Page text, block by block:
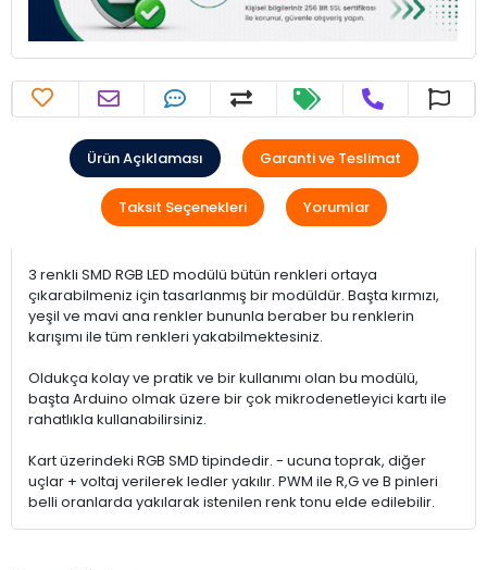
Ürün Açıklaması Garanti ve Teslimat
Taksit Seçenekleri Yorumlar
3 renkli SMD RGB LED modülü bütün renkleri ortaya
çıkarabilmeniz için tasarlanmış bir modüldür. Başta kırmızı,
yeşil ve mavi ana renkler bununla beraber bu renklerin
karışımı ile tüm renkleri yakabilmektesiniz.
Oldukça kolay ve pratik ve bir kullanımı olan bu modülü,
başta Arduino olmak üzere bir çok mikrodenetleyici kartı ile
rahatlıkla kullanabilirsiniz.
Kart üzerindeki RGB SMD tipindedir. - ucuna toprak, diğer
uçlar + voltaj verilerek ledler yakılır. PWM ile R,G ve B pinleri
belli oranlarda yakılarak istenilen renk tonu elde edilebilir.